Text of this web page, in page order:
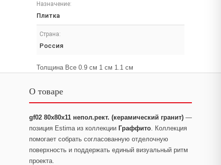
Назначение:
Плитка
Страна:
Россия
Толщина Все 0.9 см 1 см 1.1 см
О товаре
gf02 80x80x11 непол.рект. (керамический гранит) —
позиция Estima из коллекции Граффито. Коллекция
помогает собрать согласованную отделочную
поверхность и поддержать единый визуальный ритм
проекта.